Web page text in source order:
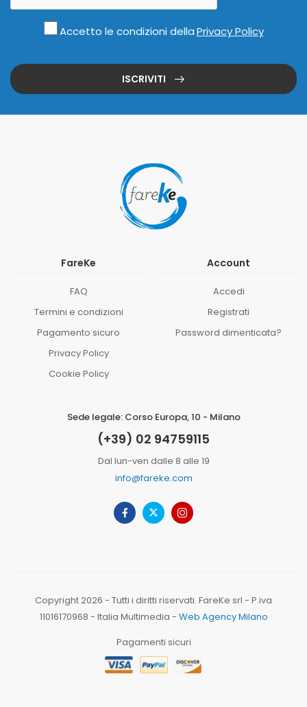
Accetto le condizioni dellaPrivacy Policy
ISCRIVITI
FareKe
FAQ
Termini e condizioni
Pagamento sicuro
Privacy Policy
Cookie Policy
Account
Accedi
Registrati
Password dimenticata?
Sede legale: Corso Europa, 10 - Milano
(+39) 02 94759115
Dal lun-ven dalle 8 alle 19
info@fareke.com
Copyright 2026 - Tutti i diritti riservati. FareKe srl - P.iva
11016170968 - Italia Multimedia - Web Agency Milano
Pagamenti sicuri